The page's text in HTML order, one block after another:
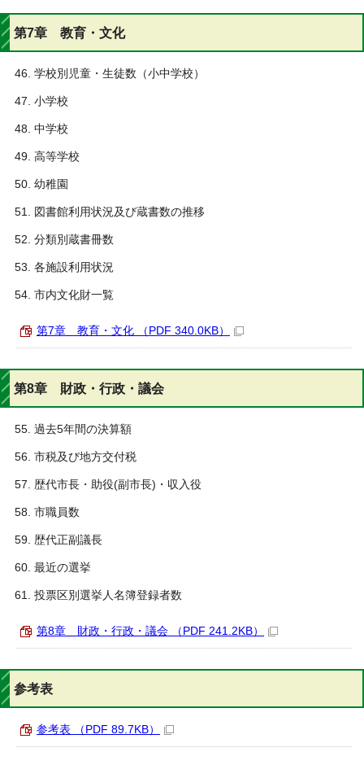
第7章 教育・文化
学校別児童・生徒数（小中学校）
小学校
中学校
高等学校
幼稚園
図書館利用状況及び蔵書数の推移
分類別蔵書冊数
各施設利用状況
市内文化財一覧
第7章 教育・文化 （PDF 340.0KB）
第8章 財政・行政・議会
過去5年間の決算額
市税及び地方交付税
歴代市長・助役(副市長)・収入役
市職員数
歴代正副議長
最近の選挙
投票区別選挙人名簿登録者数
第8章 財政・行政・議会 （PDF 241.2KB）
参考表
参考表 （PDF 89.7KB）